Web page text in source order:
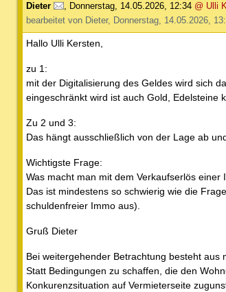
Dieter , Donnerstag, 14.05.2026, 12:34 @ Ulli
bearbeitet von Dieter, Donnerstag, 14.05.2026,
Hallo Ulli Kersten,
zu 1:
mit der Digitalisierung des Geldes wird sich
eingeschränkt wird ist auch Gold, Edelsteine
Zu 2 und 3:
Das hängt ausschließlich von der Lage ab
Wichtigste Frage:
Was macht man mit dem Verkaufserlös
Das ist mindestens so schwierig wie die
schuldenfreier Immo aus).
Gruß Dieter
Bei weitergehender Betrachtung besteht
Statt Bedingungen zu schaffen, die den
Konkurenzsituation auf Vermieterseite